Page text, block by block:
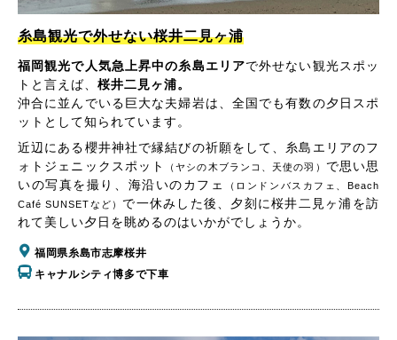
糸島観光で外せない桜井二見ヶ浦
福岡観光で人気急上昇中の糸島エリアで外せない観光スポッ
トと言えば、 桜井二見ヶ浦。
沖合に並んでいる巨大な夫婦岩は、全国でも有数の夕日スポ
ットとして知られています。
近辺にある櫻井神社で縁結びの祈願をして、糸島エリアのフ
ォトジェニックスポット
（ヤシの木ブランコ、天使の羽）
で思い思
いの写真を撮り、海沿いのカフェ
（ロンドンバスカフェ、Beach
Café SUNSETなど） で一休みした後、夕刻に桜井二見ヶ浦を訪
れて美しい夕日を眺めるのはいかがでしょうか。
福岡県糸島市志摩桜井
キャナルシティ博多で下車